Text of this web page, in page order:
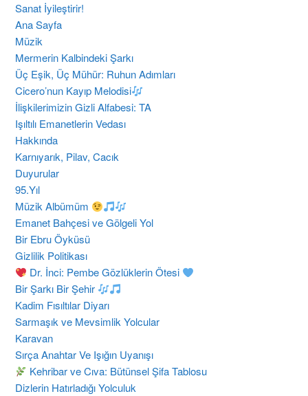
Sanat İyileştirir!
Ana Sayfa
Müzik
Mermerin Kalbindeki Şarkı
Üç Eşik, Üç Mühür: Ruhun Adımları
Cicero’nun Kayıp Melodisi
İlişkilerimizin Gizli Alfabesi: TA
​Işıltılı Emanetlerin Vedası
Hakkında
Karnıyarık, Pilav, Cacık
Duyurular
95.Yıl
Müzik Albümüm
Emanet Bahçesi ve Gölgeli Yol
Bir Ebru Öyküsü
Gizlilik Politikası
Dr. İnci: Pembe Gözlüklerin Ötesi
Bir Şarkı Bir Şehir
Kadim Fısıltılar Diyarı
Sarmaşık ve Mevsimlik Yolcular
Karavan
Sırça Anahtar Ve Işığın Uyanışı
Kehribar ve Cıva: Bütünsel Şifa Tablosu
Dizlerin Hatırladığı Yolculuk